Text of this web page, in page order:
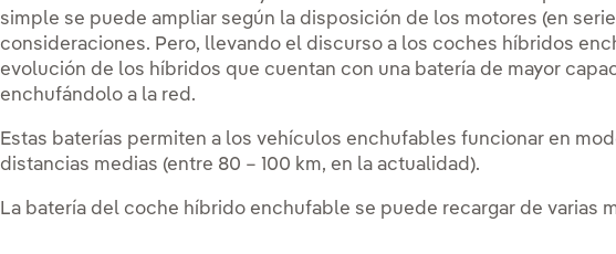
simple se puede ampliar según la disposición de los motores (en
consideraciones. Pero, llevando el discurso a los coches híbridos
evolución de los híbridos que cuentan con una batería de mayor
enchufándolo a la red.
Estas baterías permiten a los vehículos enchufables funcionar en
distancias medias (entre 80 – 100 km, en la actualidad).
La batería del coche híbrido enchufable se puede recargar de varias